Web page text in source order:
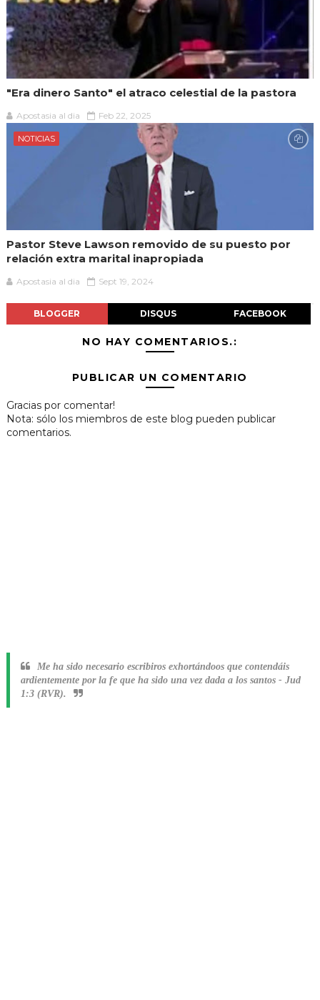
"Era dinero Santo" el atraco celestial de la pastora
Apostasia al dia Feb 22, 2025
NOTICIAS
Pastor Steve Lawson removido de su puesto por
relación extra marital inapropiada
Apostasia al dia Sept 19, 2024
BLOGGER DISQUS FACEBOOK
NO HAY COMENTARIOS.:
PUBLICAR UN COMENTARIO
Gracias por comentar!
Nota: sólo los miembros de este blog pueden publicar
comentarios.
Me ha sido necesario escribiros exhortándoos que contendáis
ardientemente por la fe que ha sido una vez dada a los santos - Jud
1:3 (RVR).